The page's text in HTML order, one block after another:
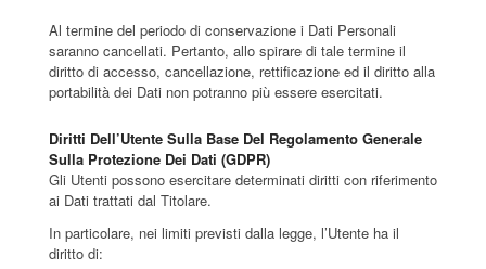
Al termine del periodo di conservazione i Dati Personali
saranno cancellati. Pertanto, allo spirare di tale termine il
diritto di accesso, cancellazione, rettificazione ed il diritto alla
portabilità dei Dati non potranno più essere esercitati.
Diritti Dell’Utente Sulla Base Del Regolamento Generale
Sulla Protezione Dei Dati (GDPR)
Gli Utenti possono esercitare determinati diritti con riferimento
ai Dati trattati dal Titolare.
In particolare, nei limiti previsti dalla legge, l’Utente ha il
diritto di: